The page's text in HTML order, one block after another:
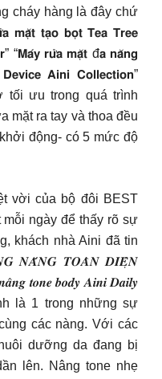
cháy hàng là đây chứ
𝗺𝗮̣̆𝘁 𝘁𝗮̣𝗼 𝗯𝗼̣𝘁 𝗧𝗲𝗮 𝗧𝗿𝗲𝗲
“𝗠𝗮́𝘆 𝗿𝘂̛̉𝗮 𝗺𝗮̣̆𝘁 đ𝗮 𝗻𝗮̆𝗻𝗴
𝗔𝗶𝗻𝗶 𝗖𝗼𝗹𝗹𝗲𝗰𝘁𝗶𝗼𝗻”
tối ưu trong quá trình
mặt ra tay và thoa đều
động- có 5 mức độ
vời của bộ đôi BEST
mỗi ngày để thấy rõ sự
khách nhà Aini đã tin
𝑵𝑨̆́𝑵𝑮 𝑻𝑶𝑨̀𝑵 𝑫𝑰𝑬̣̂𝑵
𝒕𝒐𝒏𝒆 𝒃𝒐𝒅𝒚 𝑨𝒊𝒏𝒊 𝑫𝒂𝒊𝒍𝒚
là 1 trong những sự
các nàng. Với các
dưỡng da đang bị
lên. Nâng tone nhẹ